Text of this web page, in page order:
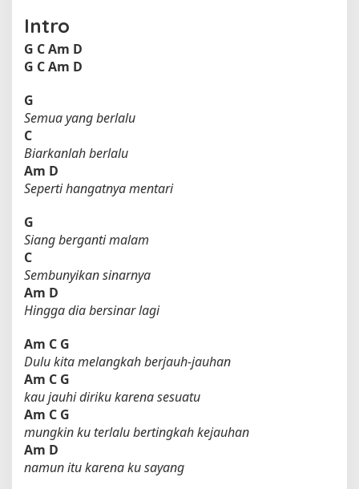
Intro
G CAm D
G CAm D
G
Semua yang berlalu
C
Biarkanlah berlalu
Am D
Seperti hangatnya mentari
G
Siang berganti malam
C
Sembunyikan sinarnya
Am D
Hingga dia bersinar lagi
Am C G
Dulu kita melangkah berjauh-jauhan
Am C G
kau jauhi diriku karena sesuatu
Am C G
mungkin ku terlalu bertingkah kejauhan
Am D
namun itu karena ku sayang